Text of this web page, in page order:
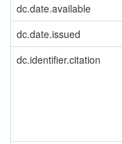
dc.date.available
dc.date.issued
dc.identifier.citation